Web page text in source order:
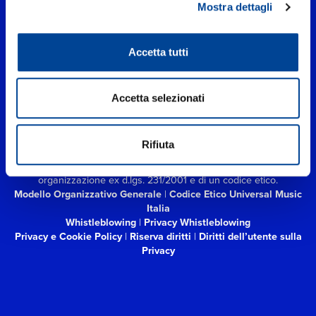
Mostra dettagli
Accetta tutti
Accetta selezionati
Rifiuta
Nervesa, 21 - 20139 Milano
P.IVA IT03802730154 Iscritta al REA di Milano con il numero
interamente versato.
Universal Music Italia, nel rispetto delle best practices in tema di
corporate compliance ed al fine di migliorare i rapporti con tutti
gli stakeholders,si è dotata di un modello di gestione e
organizzazione ex d.lgs. 231/2001 e di un codice etico.
Modello Organizzativo Generale | Codice Etico Universal Music
Italia
Whistleblowing | Privacy Whistleblowing
Privacy e Cookie Policy| Riserva diritti | Diritti dell’utente sulla
Privacy